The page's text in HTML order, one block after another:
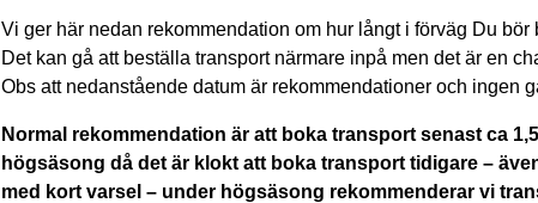
Vi ger här nedan rekommendation om hur långt i förväg Du bör
Det kan gå att beställa transport närmare inpå men det är en
Obs att nedanstående datum är rekommendationer och ingen
Normal rekommendation är att boka transport senast ca
högsäsong då det är klokt att boka transport tidigare –
med kort varsel – under högsäsong rekommenderar vi